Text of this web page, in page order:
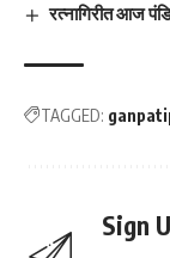
रत्नागिरीत आज
TAGGED:
Sign